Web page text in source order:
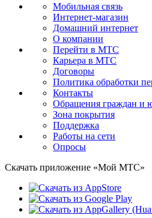
Мобильная связь
Интернет-магазин
Домашний интернет
О компании
Перейти в МТС
Карьера в МТС
Договоры
Политика обработки
Контакты
Обращения граждан и
Зона покрытия
Поддержка
Работы на сети
Опросы
Скачать приложение «Мой МТС»